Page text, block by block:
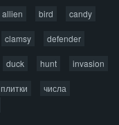
Защитник зубов: Сага
о конфетной орде
allien bird candy
clamsy defender
duck hunt invasion
плитки
числа